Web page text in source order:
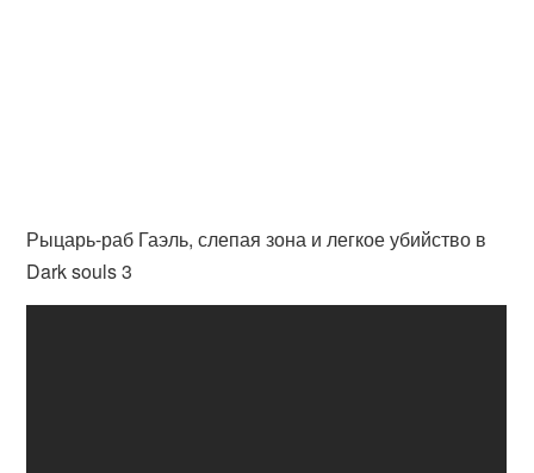
Рыцарь-раб Гаэль, слепая зона и легкое убийство в
Dark souls 3